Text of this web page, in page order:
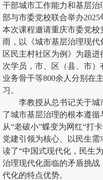
干部城市工作能力和基层治
部与市委党校联合举办2025
本次课程邀请重庆市委党
雨，以《城市基层治理现
区民主村社区为例》为题
次学员，市、区（县、市）
业务骨干等800余人分别在
习。
李教授从总书记关于城
了城市基层治理的根本遵
从“老破小”蝶变为网红“打
党建引领为核心、以民生
读了“中国式现代化，民生
治理现代化面临的矛盾挑
代化的特点优势。